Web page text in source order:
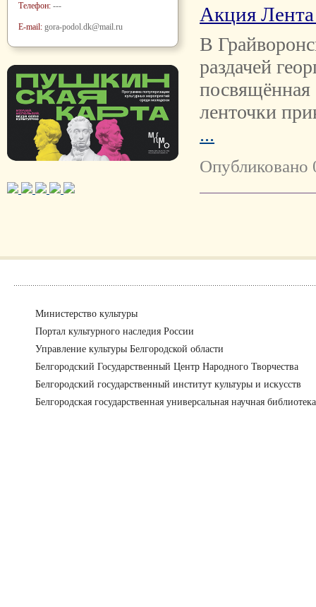
Телефон: ---
E-mail: gora-podol.dk@mail.ru
Акция
В
раздачей
ленточки
...
Опубликовано
Министерство культуры
Портал культурного наследия России
Управление культуры Белгородской области
Белгородский Государственный Центр Народного Творчества
Белгородский государственный институт культуры и искусств
Белгородская государственная универсальная научная библиотека